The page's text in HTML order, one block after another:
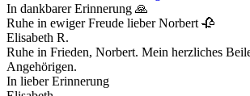
In dankbarer Erinnerung 🙏
Ruhe in ewiger Freude lieber Norbert 🥀
Elisabeth R.
Ruhe in Frieden, Norbert. Mein herzliches
Angehörigen.
In lieber Erinnerung